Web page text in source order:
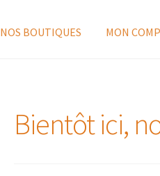
NOS BOUTIQUES MON
Bientôt ici,